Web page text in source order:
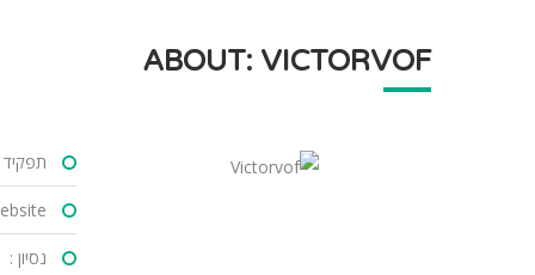
ABOUT: VICTORVOF
תפקיד
:
נסיון :